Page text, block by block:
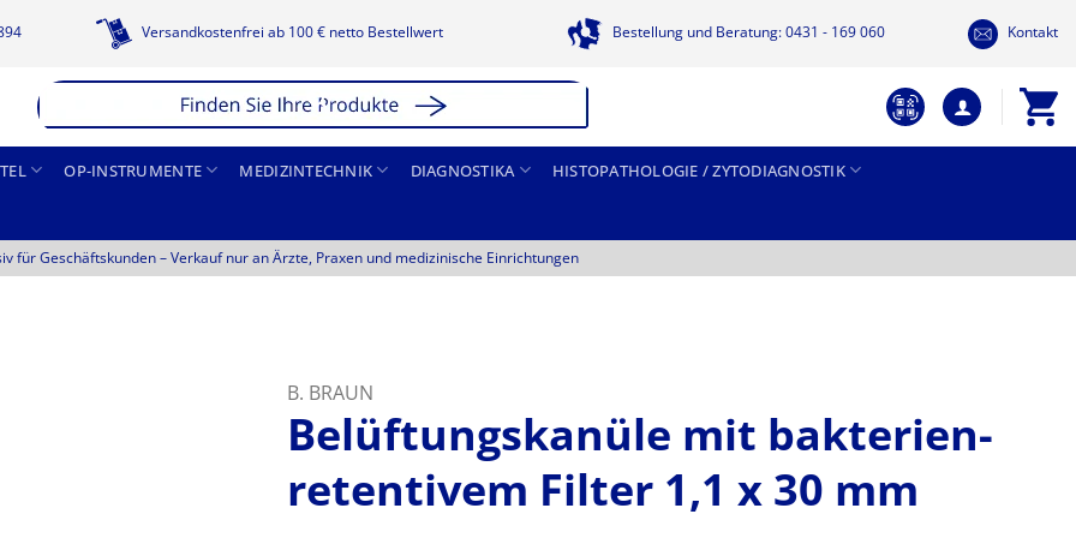
Versandkostenfrei ab 100 € netto Bestellwert Bestellung und Beratung: 0431 - 169 060 Kontakt
OP-INSTRUMENTE MEDIZINTECHNIK DIAGNOSTIKA HISTOPATHOLOGIE / ZYTODIAGNOSTIK
für Geschäftskunden –Verkauf nur an Ärzte, Praxen und medizinische Einrichtungen
B. BRAUN
Belüftungskanüle mit bakterien-
retentivem Filter 1,1 x 30 mm